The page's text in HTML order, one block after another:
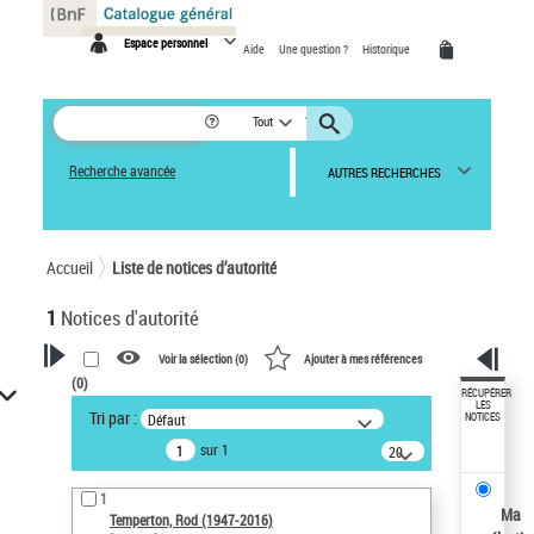
Espace personnel Aide Une question ? Historique
Tout
Recherche avancée AUTRES RECHERCHES
Accueil Liste de notices d’autorité
1 Notices d'autorité
VOTRE RECHERCHE
Recherche avancée dans les
notices d’autorité
Œuvres liées à l'auteur :
Temperton, Rod (1947-2016)
Voir la sélection (0) Ajouter à mes références
(0)
Tri par : Défaut
sur 1
20
résultats/page
1
Temperton, Rod (1947-2016)
RÉCUPÉRER
LES
NOTICES
Ma
Panneau de gestion des cookies